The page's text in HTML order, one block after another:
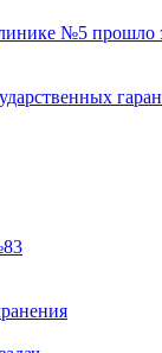
№5 прошло